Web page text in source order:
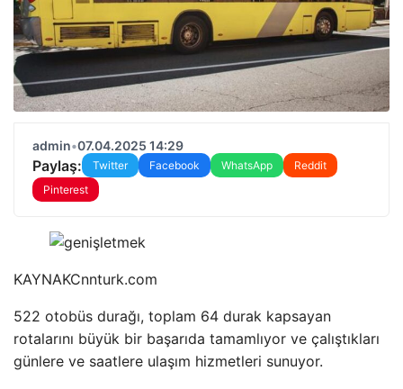
admin•07.04.2025 14:29
Paylaş: Twitter Facebook WhatsApp
Reddit
Pinterest
KAYNAKCnnturk.com
522 otobüs durağı, toplam 64 durak kapsayan
rotalarını büyük bir başarıda tamamlıyor ve çalıştıkları
günlere ve saatlere ulaşım hizmetleri sunuyor.